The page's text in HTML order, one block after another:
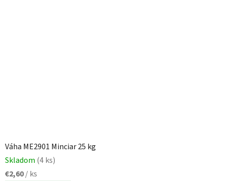
Váha ME2901 Minciar 25 kg
Skladom (4 ks)
€2,60/ ks